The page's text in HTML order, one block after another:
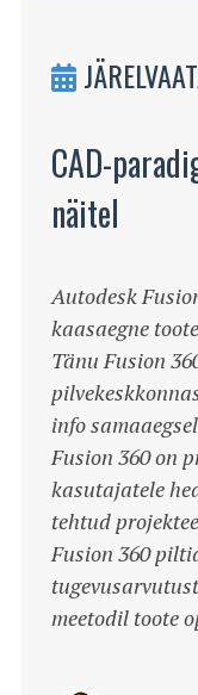
CAD-
näitel
Autodesk
kaasaegne
Tänu Fusion
info
Fusion 360 on
kasutajatele
tehtud
Fusion 360
meetodil toote